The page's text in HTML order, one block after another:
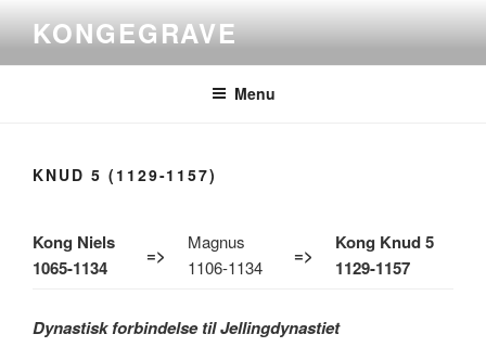
indhold
KONGEGRAVE
Menu
KNUD 5 (1129-1157)
Kong Niels
1065-1134
=>
Magnus
1106-1134
=>
Kong Knud 5
1129-1157
Dynastisk forbindelse til Jellingdynastiet